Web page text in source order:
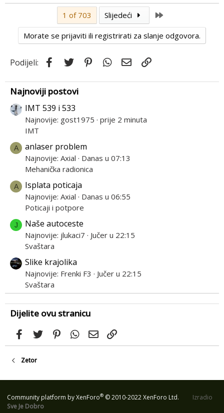
1 of 703 Slijedeći
Morate se prijaviti ili registrirati za slanje odgovora.
Podijeli: Facebook
Twitter PinterestWhatsApp
Email
Najnoviji postovi
IMT 539 i 533
Najnovije: gost1975 prije 2 minuta
IMT
A anlaser problem
Najnovije: Axial
Danas u 07:13
Mehanička radionica
A Isplata poticaja
Najnovije: Axial
Danas u 06:55
Poticaji i potpore
J Naše autoceste
Najnovije: jlukaci7
Jučer u 22:15
Svaštara
Slike krajolika
Najnovije: Frenki F3
Jučer u 22:15
Svaštara
Dijelite ovu stranicu
FacebookTwitterPinterestWhatsApp
Email
Zetor
Community platform by XenForo® © 2010-2022 XenForo Ltd.
Izradio
Sve Je Dobro